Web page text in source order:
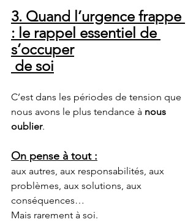
3. Quand l’urgence frappe
: le rappel essentiel de
s’occuper
de soi
C’est dans les périodes de tension que
nous avons le plus tendance à nous
oublier.
On pense à tout :
aux autres, aux responsabilités, aux
problèmes, aux solutions, aux
conséquences…
Mais rarement à soi.